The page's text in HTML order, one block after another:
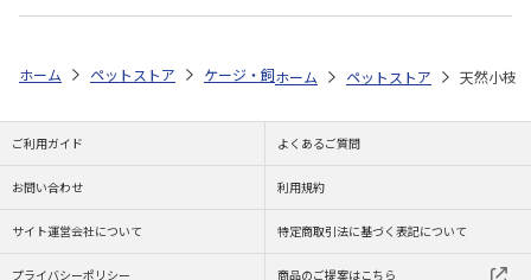
ホーム ペットストア ケージ・飼育その他用品 かくれ木・とまり木
ホーム ペットストア 天然小枝
ご利用ガイド よくあるご質問
お問い合わせ 利用規約
サイト運営会社について 特定商取引法に基づく表記について
プライバシーポリシー 商品のご提案はこちら